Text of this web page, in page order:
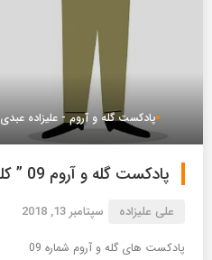
پادکست گله و آروم - علیزاده عبدی
پادکست گله و آروم 09 ” کلیک کنید “
علی علیزاده سپتامبر 13, 2018
پادکست های گله و آروم شماره 09